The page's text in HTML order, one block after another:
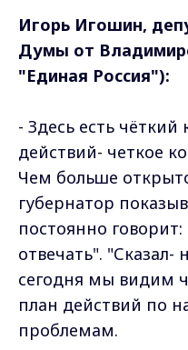
Игорь Игошин,
Думы от
"Единая Россия"):
- Здесь есть
действий- четкое
Чем больше
губернатор
постоянно
отвечать". "Сказал-
сегодня мы видим
план действий по
проблемам.